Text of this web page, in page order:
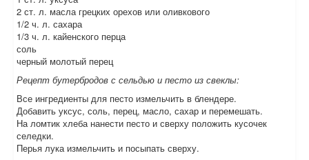
2 ст. л. масла грецких орехов или оливкового
1/2 ч. л. сахара
1/3 ч. л. кайенского перца
соль
черный молотый перец
Рецепт бутербродов с сельдью и песто из свеклы:
Все ингредиенты для песто измельчить в блендере.
Добавить уксус, соль, перец, масло, сахар и перемешать.
На ломтик хлеба нанести песто и сверху положить кусочек
селедки.
Перья лука измельчить и посыпать сверху.